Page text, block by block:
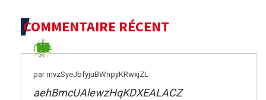
COMMENTAIRE RÉCENT
par mvzSyeJbfyjuBWnpyKRwxjZL
aehBmcUAlewzHqKDXEALACZ